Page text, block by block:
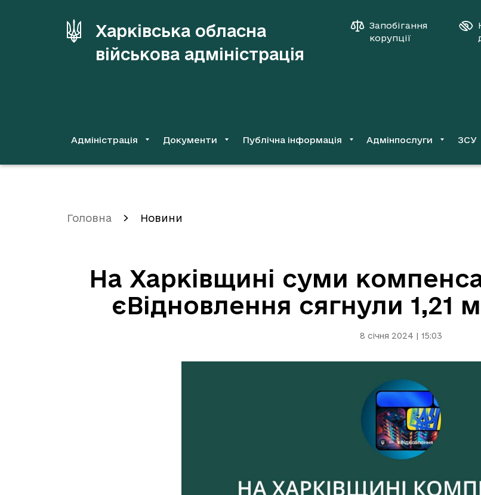
Харківська обласна
військова адміністрація
Запобігання
корупції
Адміністрація Документи Публічна інформація Адмінпослуги ЗСУ
Головна Новини
На Харківщині суми
єВідновлення сягнули 1,21
8 січня 2024 | 15:03